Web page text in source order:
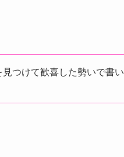
つけて歓喜した勢いで書い